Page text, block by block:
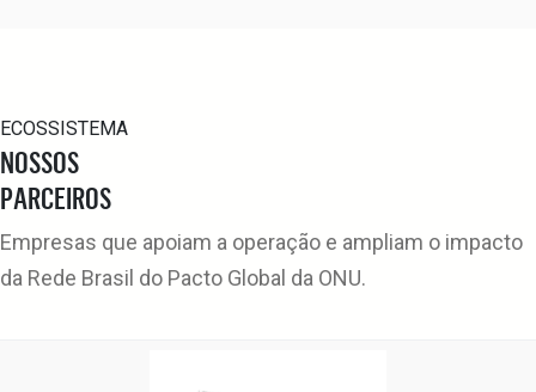
ECOSSISTEMA
NOSSOS
PARCEIROS
Empresas que apoiam a operação e ampliam o impacto
da Rede Brasil do Pacto Global da ONU.